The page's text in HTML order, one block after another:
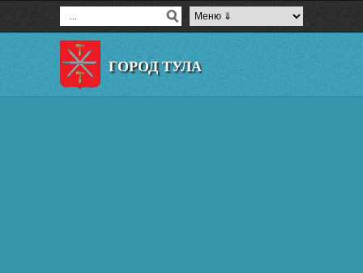
ГОРОД ТУЛА